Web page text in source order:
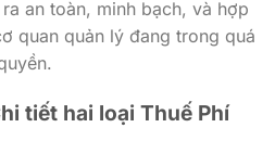
an toàn, minh bạch, và hợp
quan quản lý đang trong quá
tiết hai loại Thuế Phí